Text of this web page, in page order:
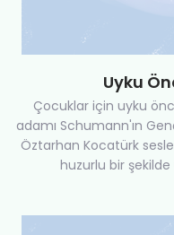
Uyku
Çocuklar için uyku
adamı Schumann'ın
Öztarhan Kocatürk
huzurlu bir